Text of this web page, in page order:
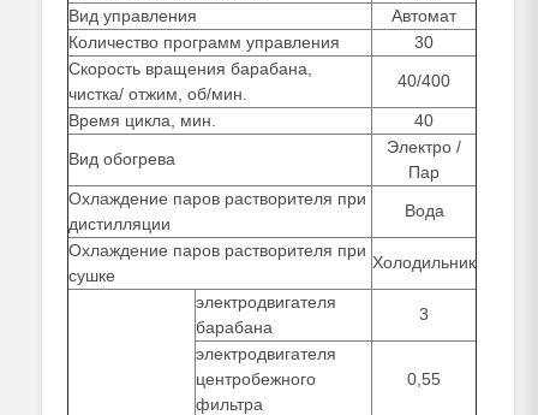
Вид управления
Автомат
Количество программ управления
30
Скорость вращения барабана,
чистка/ отжим, об/мин.
40/400
Время цикла, мин.
40
Вид обогрева
Электро /
Пар
Охлаждение паров растворителя при
дистилляции
Вода
Охлаждение паров растворителя при
сушке
Холодильник
электродвигателя
барабана
3
электродвигателя
центробежного
фильтра
0,55